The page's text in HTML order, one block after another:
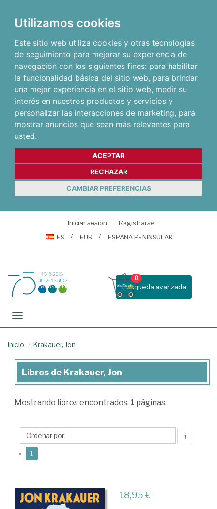
Utilizamos cookies
Este sitio web utiliza cookies y otras tecnologías
de seguimiento para mejorar su experiencia de
navegación con los siguientes fines: para habilitar
la funcionalidad básica del sitio web, para brindar
una mejor experiencia en el sitio web, medir su
interés en nuestros productos y servicios y
personalizar las interacciones de marketing, para
mostrar anuncios que sean más relevantes para
usted.
ACEPTAR
RECHAZAR
CAMBIAR PREFERENCIAS
Iniciar sesión
Registrarse
ES
EUR ESPAÑA PENINSULAR
Busqueda avanzada
0
Toggle navigation
Inicio Krakauer, Jon
Libros
Krakauer,
Libros de Krakauer, Jon
Mostrando libros encontrados. 1 páginas.
↑
« 1
18,95 €